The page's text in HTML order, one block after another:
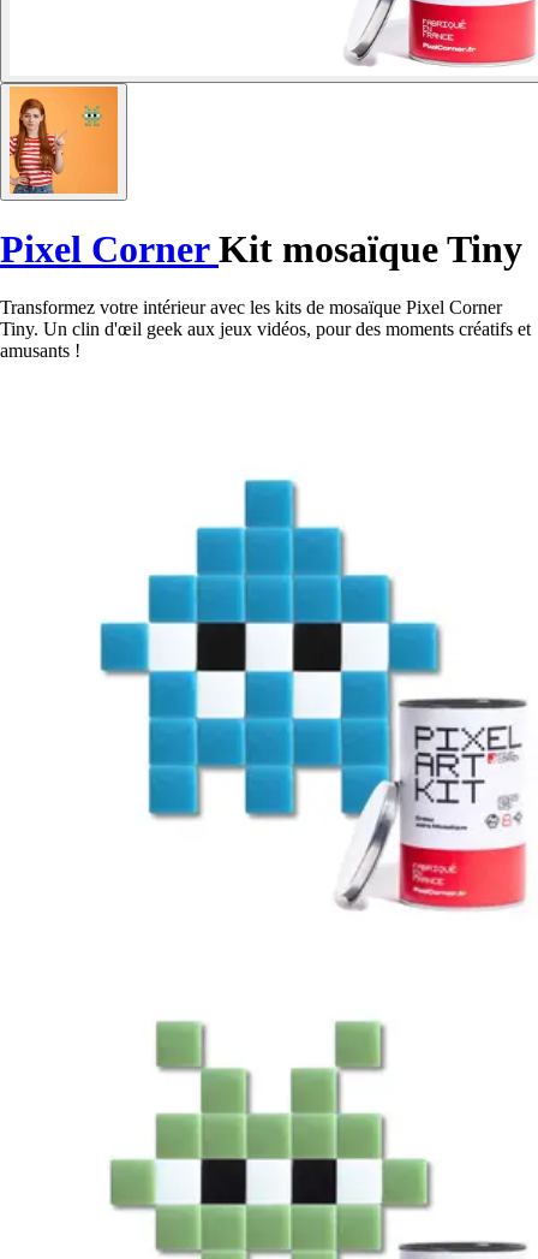
Pixel CornerKit mosaïque Tiny
Transformez votre intérieur avec les kits de mosaïque Pixel Corner
Tiny. Un clin d'œil geek aux jeux vidéos, pour des moments créatifs et
amusants !